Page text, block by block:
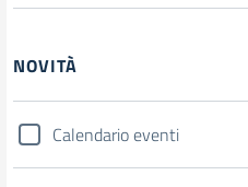
NOVITÀ
Calendario eventi